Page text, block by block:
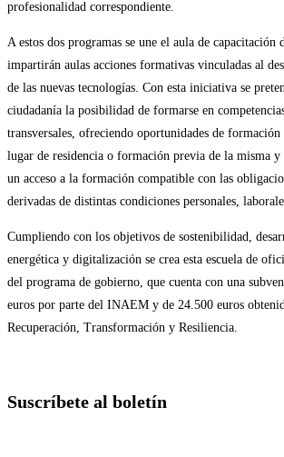
profesionalidad correspondiente.
A estos dos programas se une el aula de
impartirán aulas acciones formativas vinculadas al
de las nuevas tecnologías. Con esta iniciativa se
ciudadanía la posibilidad de formarse en
transversales, ofreciendo oportunidades de formación
lugar de residencia o formación previa de la misma
un acceso a la formación compatible con las
derivadas de distintas condiciones personales,
Cumpliendo con los objetivos de sostenibilidad,
energética y digitalización se crea esta escuela de
del programa de gobierno, que cuenta con una
euros por parte del INAEM y de 24.500 euros
Recuperación, Transformación y Resiliencia.
Suscríbete al boletín